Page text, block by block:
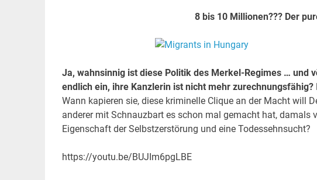
8 bis 10 Millionen??? Der
Ja, wahnsinnig ist diese Politik des Merkel-Regimes … und
endlich ein, ihre Kanzlerin ist nicht mehr zurechnungsfähig?
Wann kapieren sie, diese kriminelle Clique an der Macht will
anderer mit Schnauzbart es schon mal gemacht hat, damals
Eigenschaft der Selbstzerstörung und eine Todessehnsucht?
https://youtu.be/BUJIm6pgLBE